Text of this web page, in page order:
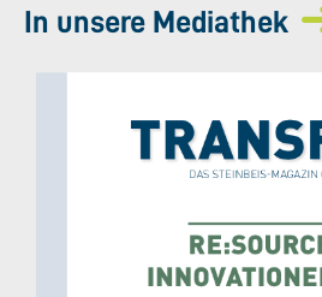
In unsere Mediathek